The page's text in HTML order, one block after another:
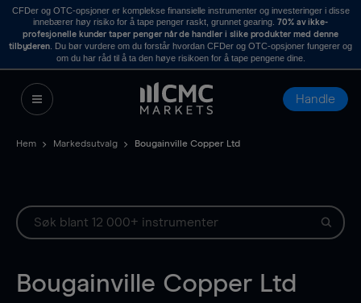
CFDer og OTC-opsjoner er komplekse finansielle instrumenter og investeringer i disse
innebærer høy risiko for å tape penger raskt, grunnet gearing. 70% av ikke-
profesjonelle kunder taper penger når de handler i slike produkter med denne
tilbyderen . Du bør vurdere om du forstår hvordan CFDer og OTC-opsjoner fungerer og
om du har råd til å ta den høye risikoen for å tape pengene dine.
Handle
Hem Markedsutvalg Bougainville Copper Ltd
Bougainville Copper Ltd